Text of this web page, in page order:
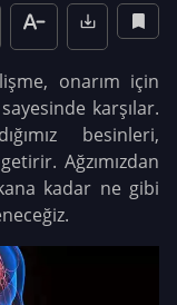
onarım için
karşılar.
besinleri,
Ağzımızdan
kadar ne gibi